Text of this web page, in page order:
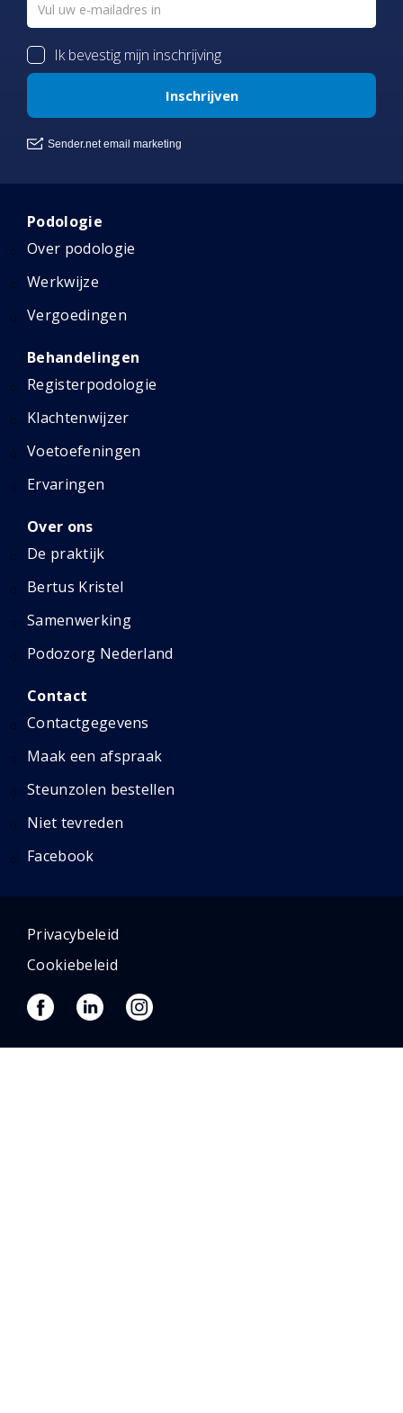
Podologie
Over podologie
Werkwijze
Vergoedingen
Behandelingen
Registerpodologie
Klachtenwijzer
Voetoefeningen
Ervaringen
Over ons
De praktijk
Bertus Kristel
Samenwerking
Podozorg Nederland
Contact
Contactgegevens
Maak een afspraak
Steunzolen bestellen
Niet tevreden
Facebook
Privacybeleid
Cookiebeleid